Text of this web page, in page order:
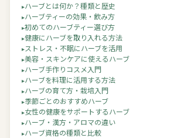
ハーブとは何か？種類と歴史
ハーブティーの効果・飲み方
初めてのハーブティー選び方
健康にハーブを取り入れる方法
ストレス・不眠にハーブを活用
美容・スキンケアに使えるハーブ
ハーブ手作りコスメ入門
ハーブを料理に活用する方法
ハーブの育て方・栽培入門
季節ごとのおすすめハーブ
女性の健康をサポートするハーブ
ハーブ・漢方・アロマの違い
ハーブ資格の種類と比較